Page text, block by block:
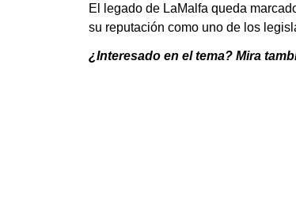
El legado de LaMalfa queda
su reputación como uno de los
¿Interesado en el tema? Mira